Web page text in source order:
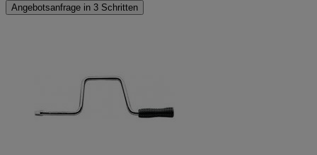
Angebotsanfrage in 3 Schritten